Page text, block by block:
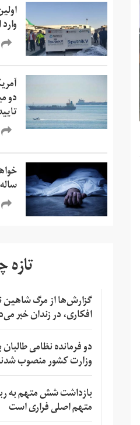
دو
گزارش‌ها از مرگ
افکاری، در زندان خبر
دو فرمانده نظامی
وزارت کشور منصوب
بازداشت شش متهم به
متهم اصلی فراری است